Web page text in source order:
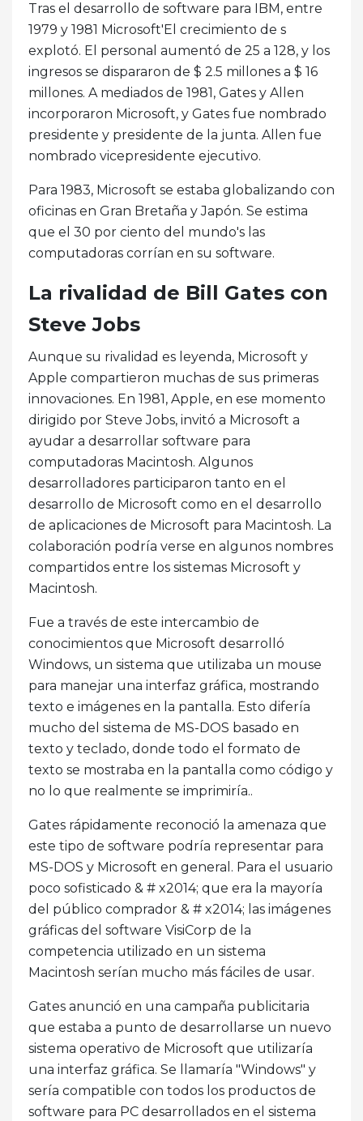
Tras el desarrollo de software para IBM, entre
1979 y 1981 Microsoft'El crecimiento de s
explotó. El personal aumentó de 25 a 128, y los
ingresos se dispararon de $ 2.5 millones a $ 16
millones. A mediados de 1981, Gates y Allen
incorporaron Microsoft, y Gates fue nombrado
presidente y presidente de la junta. Allen fue
nombrado vicepresidente ejecutivo.
Para 1983, Microsoft se estaba globalizando con
oficinas en Gran Bretaña y Japón. Se estima
que el 30 por ciento del mundo's las
computadoras corrían en su software.
La rivalidad de Bill Gates con
Steve Jobs
Aunque su rivalidad es leyenda, Microsoft y
Apple compartieron muchas de sus primeras
innovaciones. En 1981, Apple, en ese momento
dirigido por Steve Jobs, invitó a Microsoft a
ayudar a desarrollar software para
computadoras Macintosh. Algunos
desarrolladores participaron tanto en el
desarrollo de Microsoft como en el desarrollo
de aplicaciones de Microsoft para Macintosh. La
colaboración podría verse en algunos nombres
compartidos entre los sistemas Microsoft y
Macintosh.
Fue a través de este intercambio de
conocimientos que Microsoft desarrolló
Windows, un sistema que utilizaba un mouse
para manejar una interfaz gráfica, mostrando
texto e imágenes en la pantalla. Esto difería
mucho del sistema de MS-DOS basado en
texto y teclado, donde todo el formato de
texto se mostraba en la pantalla como código y
no lo que realmente se imprimiría..
Gates rápidamente reconoció la amenaza que
este tipo de software podría representar para
MS-DOS y Microsoft en general. Para el usuario
poco sofisticado & # x2014; que era la mayoría
del público comprador & # x2014; las imágenes
gráficas del software VisiCorp de la
competencia utilizado en un sistema
Macintosh serían mucho más fáciles de usar.
Gates anunció en una campaña publicitaria
que estaba a punto de desarrollarse un nuevo
sistema operativo de Microsoft que utilizaría
una interfaz gráfica. Se llamaría "Windows" y
sería compatible con todos los productos de
software para PC desarrollados en el sistema